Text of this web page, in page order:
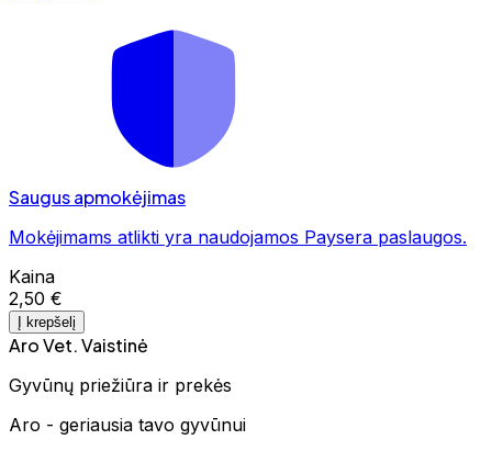
Saugus apmokėjimas
Mokėjimams atlikti yra naudojamos Paysera paslaugos.
Kaina
2,50 €
Į krepšelį
Aro Vet. Vaistinė
Gyvūnų priežiūra ir prekės
Aro - geriausia tavo gyvūnui